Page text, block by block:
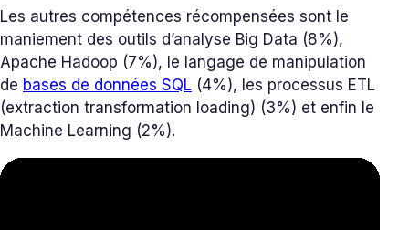
Les autres compétences récompensées sont le
maniement des outils d’analyse Big Data (8%),
Apache Hadoop (7%), le langage de manipulation
de bases de données SQL (4%), les processus ETL
(extraction transformation loading) (3%) et enfin le
Machine Learning (2%).